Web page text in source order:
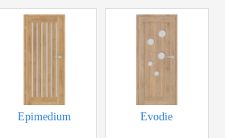
Epimedium Evodie